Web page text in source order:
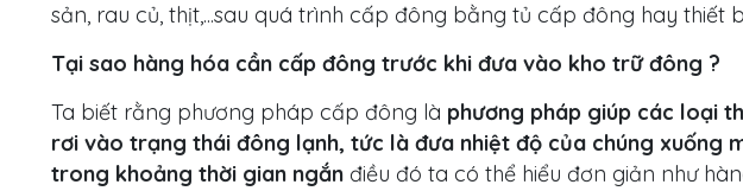
sản, rau củ, thịt,...sau quá trình cấp đông bằng tủ cấp đông hay thiết
Tại sao hàng hóa cần cấp đông trước khi đưa vào kho trữ đông ?
Ta biết rằng phương pháp cấp đông là phương pháp giúp các loại
rơi vào trạng thái đông lạnh, tức là đưa nhiệt độ của chúng xuống
trong khoảng thời gian ngắn điều đó ta có thể hiểu đơn giản như